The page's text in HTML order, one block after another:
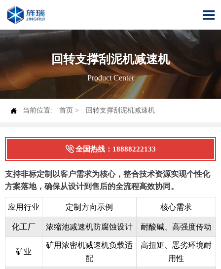

回转支撑刮泥机减速机
Product Center
 当前位置: 首页 > 回转支撑刮泥机减速机
全国热线：18888222133
支持非标定制以客户需求为核心，整合技术资源实现个性化
方案落地，确保从设计到售后的全流程高效协同。
应用行业 定制方向示例 核心需求
化工厂 浓缩池减速机防腐蚀设计 耐酸碱、高强度传动
矿业
矿用浓密机减速机负载适
配
高扭矩、恶劣环境耐
用性